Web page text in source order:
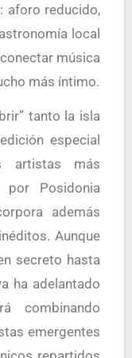
aforo reducido,
local
música
más íntimo.
tanto la isla
especial
artistas más
por Posidonia
además
Aunque
secreto hasta
ha adelantado
combinando
emergentes